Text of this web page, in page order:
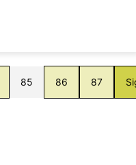
85 86 87